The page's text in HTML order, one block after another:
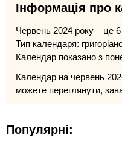
Інформація про
Червень 2024 року – це 6
Тип календаря:
Календар показано з
Календар на червень
можете переглянути,
Популярні: